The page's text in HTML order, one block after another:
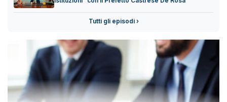
Tutti gli episodi ›